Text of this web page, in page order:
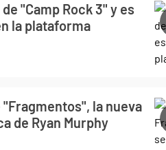
"Camp Rock 3" y es
la plataforma
la nueva
de Ryan Murphy